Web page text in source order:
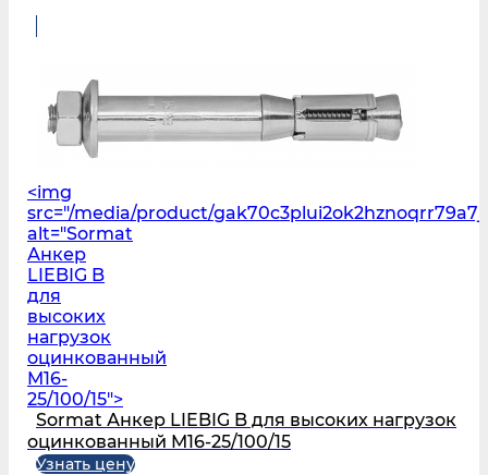
<img
src="/media/product/
alt="Sormat
Анкер
LIEBIG B
для
высоких
нагрузок
оцинкованный
M16-
25/100/15">
Sormat Анкер LIEBIG B для высоких нагрузок
оцинкованный M16-25/100/15
Узнать цену